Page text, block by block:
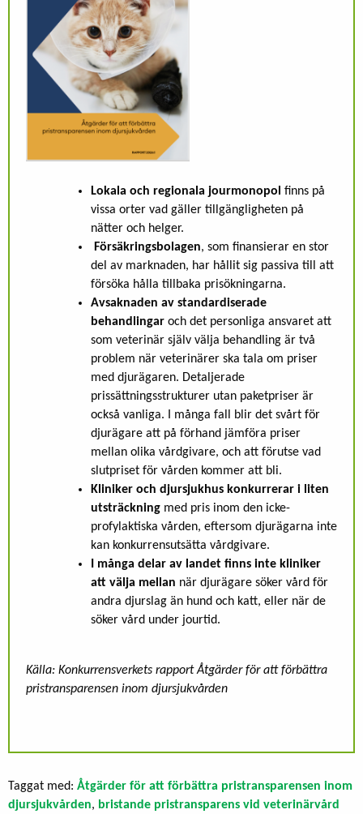
Lokala och regionala jourmonopol finns på
vissa orter vad gäller tillgängligheten på
nätter och helger.
Försäkringsbolagen, som finansierar en stor
del av marknaden, har hållit sig passiva till att
försöka hålla tillbaka prisökningarna.
Avsaknaden av standardiserade
behandlingar och det personliga ansvaret att
som veterinär själv välja behandling är två
problem när veterinärer ska tala om priser
med djurägaren. Detaljerade
prissättningsstrukturer utan paketpriser är
också vanliga. I många fall blir det svårt för
djurägare att på förhand jämföra priser
mellan olika vårdgivare, och att förutse vad
slutpriset för vården kommer att bli.
Kliniker och djursjukhus konkurrerar i liten
utsträckning med pris inom den icke-
profylaktiska vården, eftersom djurägarna inte
kan konkurrensutsätta vårdgivare.
I många delar av landet finns inte kliniker
att välja mellan när djurägare söker vård för
andra djurslag än hund och katt, eller när de
söker vård under jourtid.
Källa: Konkurrensverkets rapport Åtgärder för att förbättra
pristransparensen inom djursjukvården
Taggat med: Åtgärder för att förbättra pristransparensen inom
djursjukvården, bristande pristransparens vid veterinärvård